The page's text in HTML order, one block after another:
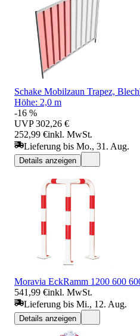
Schake Mobilzaun Trapez,
Höhe: 2,0 m
-16 %
UVP 302,26 €
252,99 €inkl. MwSt.
Lieferung bis Mo., 31. Aug.
Details anzeigen
Moravia EckRamm 1200 600
541,99 €inkl. MwSt.
Lieferung bis Mi., 12. Aug.
Details anzeigen